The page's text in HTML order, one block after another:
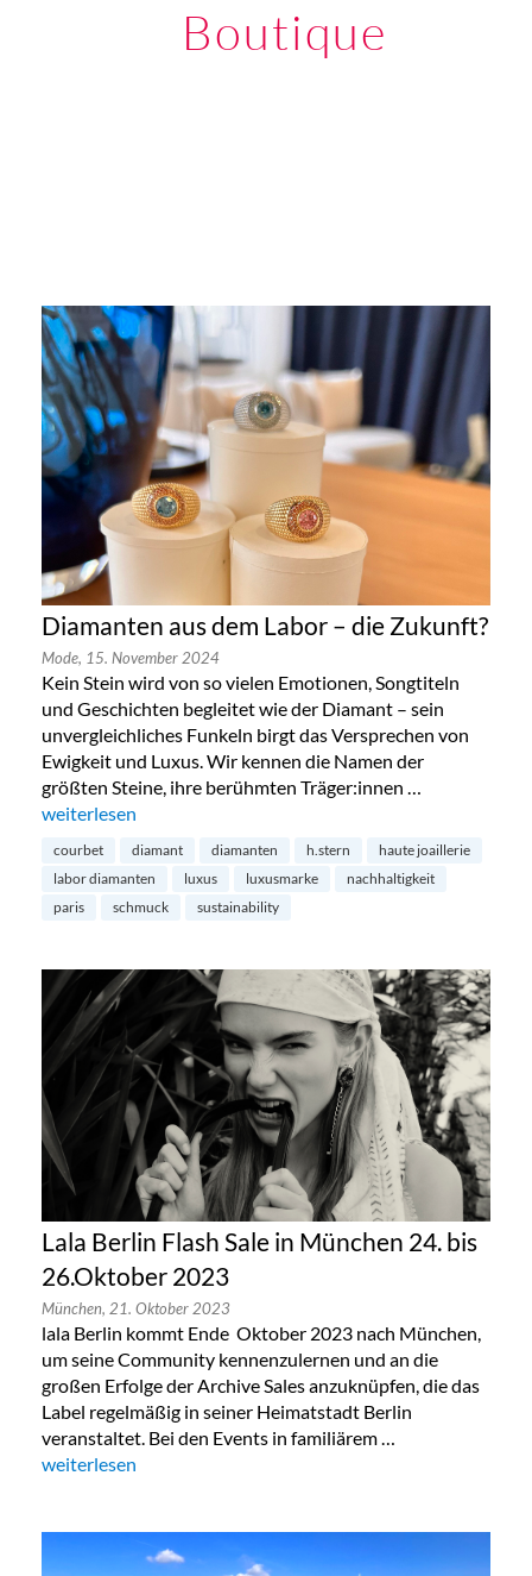
Boutique
Diamanten aus dem Labor – die Zukunft?
Mode, 15. November 2024
Kein Stein wird von so vielen Emotionen, Songtiteln
und Geschichten begleitet wie der Diamant – sein
unvergleichliches Funkeln birgt das Versprechen von
Ewigkeit und Luxus. Wir kennen die Namen der
größten Steine, ihre berühmten Träger:innen …
„Diamanten aus dem Labor – die Zukunft?“
weiterlesen
courbet diamant diamanten h.stern
haute joaillerie
labor diamanten
luxus luxusmarke
nachhaltigkeit
paris
schmuck sustainability
Lala Berlin Flash Sale in München 24. bis
26.Oktober 2023
München, 21. Oktober 2023
lala Berlin kommt Ende Oktober 2023 nach München,
um seine Community kennenzulernen und an die
großen Erfolge der Archive Sales anzuknüpfen, die das
Label regelmäßig in seiner Heimatstadt Berlin
veranstaltet. Bei den Events in familiärem …
„Lala Berlin Flash Sale in München 24. bis 26.Oktober 2023“
weiterlesen